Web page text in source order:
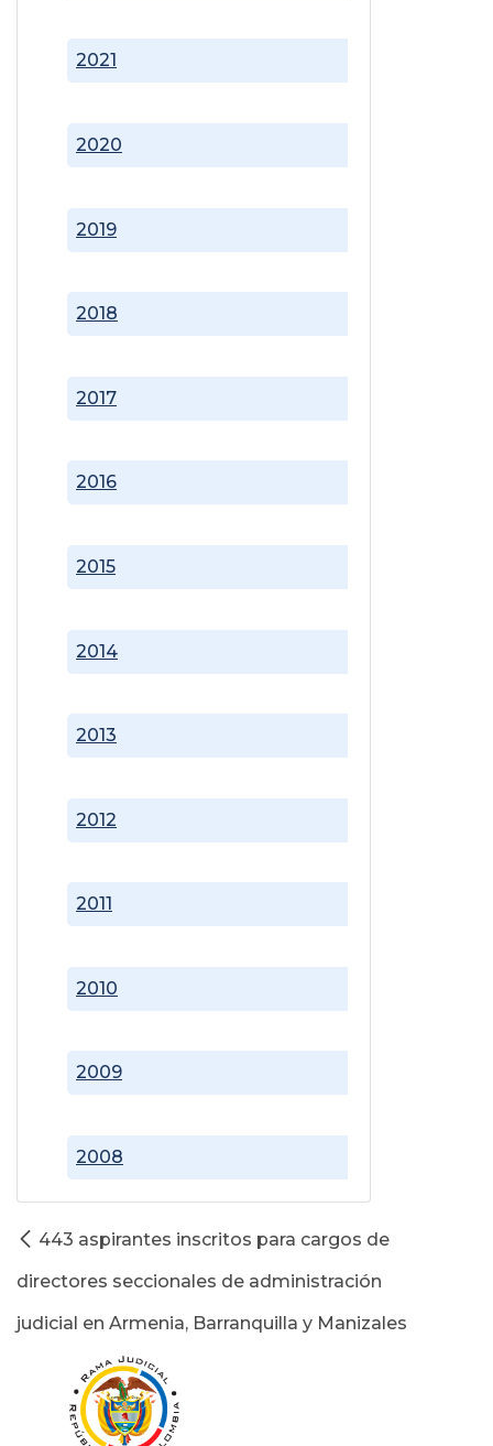
2008
2009
2010
2011
2012
2013
2014
2015
2016
2017
2018
2019
2020
2021
443 aspirantes inscritos para cargos de
directores seccionales de administración
judicial en Armenia, Barranquilla y Manizales